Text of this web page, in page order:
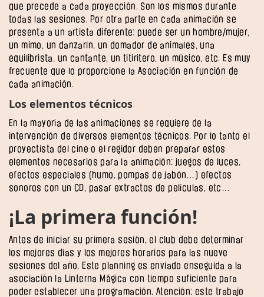
que precede a cada proyección. Son los mismos durante
todas las sesiones. Por otra parte en cada animación se
presenta a un artista diferente: puede ser un hombre/mujer,
un mimo, un danzarín, un domador de animales, una
equilibrista, un cantante, un titiritero, un músico, etc. Es muy
frecuente que lo proporcione la Asociación en función de
cada animación.
Los elementos técnicos
En la mayoría de las animaciones se requiere de la
intervención de diversos elementos técnicos. Por lo tanto el
proyectista del cine o el regidor deben preparar estos
elementos necesarios para la animación: juegos de luces,
efectos especiales (humo, pompas de jabón…) efectos
sonoros con un CD, pasar extractos de películas, etc…
¡La primera función!
Antes de iniciar su primera sesión, el club debe determinar
los mejores días y los mejores horarios para las nueve
sesiones del año. Este planning es enviado enseguida a la
asociación la Linterna Mágica con tiempo suficiente para
poder establecer una programación. Atención: este trabajo